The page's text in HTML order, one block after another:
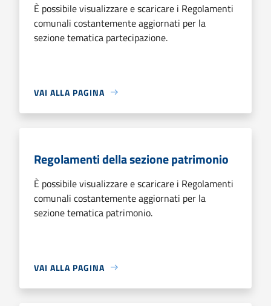
È possibile visualizzare e scaricare i Regolamenti
comunali costantemente aggiornati per la
sezione tematica partecipazione.
VAI ALLA PAGINA
Regolamenti della sezione patrimonio
È possibile visualizzare e scaricare i Regolamenti
comunali costantemente aggiornati per la
sezione tematica patrimonio.
VAI ALLA PAGINA